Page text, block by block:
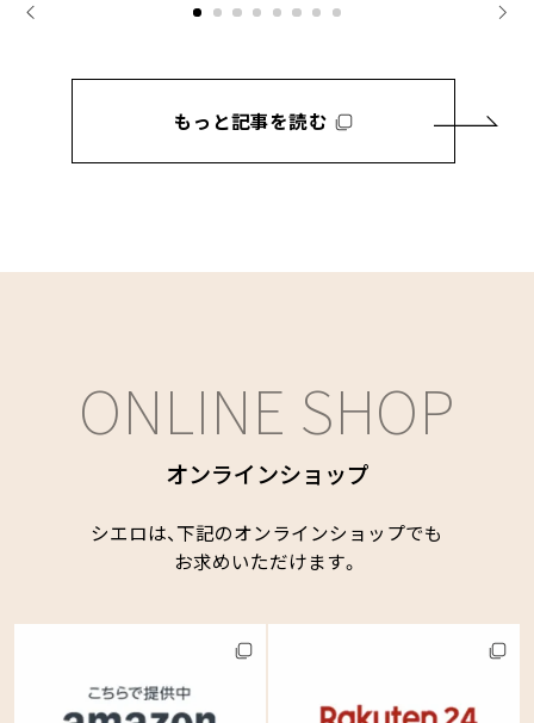
もっと記事を読む
ONLINE SHOP
オンラインショップ
シエロは、下記のオンラインショップでも
お求めいただけます。